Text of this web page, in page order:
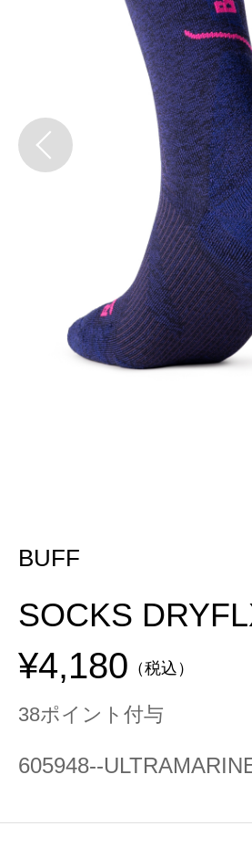
BUFF
SOCKS
¥4,180 （税込）
38ポイント付与
605948--